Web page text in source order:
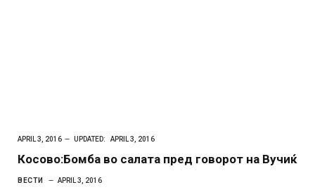
APRIL 3, 2016 UPDATED: APRIL 3, 2016
Косово:Бомба во салата пред говорот на Вучиќ
ВЕСТИ APRIL 3, 2016